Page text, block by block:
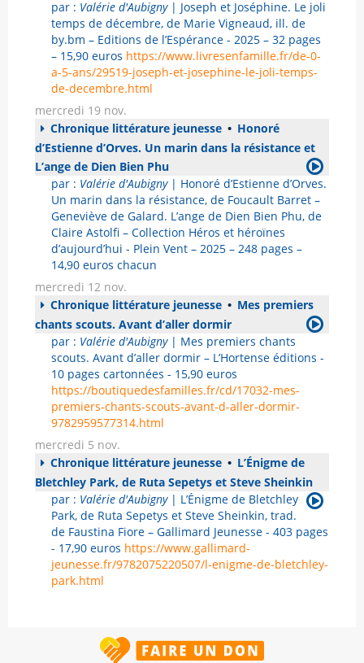
par : Valérie d'Aubigny| Joseph et Joséphine. Le joli
temps de décembre, de Marie Vigneaud, ill. de
by.bm – Editions de l’Espérance - 2025 – 32 pages
– 15,90 euros https://www.livresenfamille.fr/de-0-
a-5-ans/29519-joseph-et-josephine-le-joli-temps-
de-decembre.html
mercredi 19 nov.
Chronique littérature jeunesse • Honoré
d’Estienne d’Orves. Un marin dans la résistance et
L’ange de Dien Bien Phu
par : Valérie d'Aubigny| Honoré d’Estienne d’Orves.
Un marin dans la résistance, de Foucault Barret –
Geneviève de Galard. L’ange de Dien Bien Phu, de
Claire Astolfi – Collection Héros et héroïnes
d’aujourd’hui - Plein Vent – 2025 – 248 pages –
14,90 euros chacun
mercredi 12 nov.
Chronique littérature jeunesse • Mes premiers
chants scouts. Avant d’aller dormir
par : Valérie d'Aubigny| Mes premiers chants
scouts. Avant d’aller dormir – L’Hortense éditions -
10 pages cartonnées - 15,90 euros
https://boutiquedesfamilles.fr/cd/17032-mes-
premiers-chants-scouts-avant-d-aller-dormir-
9782959577314.html
mercredi 5 nov.
Chronique littérature jeunesse • L’Énigme de
Bletchley Park, de Ruta Sepetys et Steve Sheinkin
par : Valérie d'Aubigny| L’Énigme de Bletchley
Park, de Ruta Sepetys et Steve Sheinkin, trad.
de Faustina Fiore – Gallimard Jeunesse - 403 pages
- 17,90 euros https://www.gallimard-
jeunesse.fr/9782075220507/l-enigme-de-bletchley-
park.html